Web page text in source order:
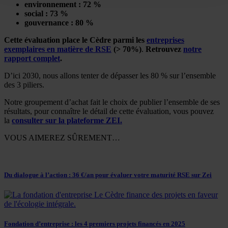
environnement : 72 %
social : 73 %
gouvernance : 80 %
Cette évaluation place le Cèdre parmi les entreprises
exemplaires en matière de RSE (> 70%). Retrouvez notre
rapport complet.
D’ici 2030, nous allons tenter de dépasser les 80 % sur l’ensemble
des 3 piliers.
Notre groupement d’achat fait le choix de publier l’ensemble de ses
résultats, pour connaître le détail de cette évaluation, vous pouvez
la consulter sur la plateforme ZEI.
VOUS AIMEREZ SÛREMENT…
Du dialogue à l’action : 36 €/an pour évaluer votre maturité RSE sur Zei
Fondation d’entreprise : les 4 premiers projets financés en 2025